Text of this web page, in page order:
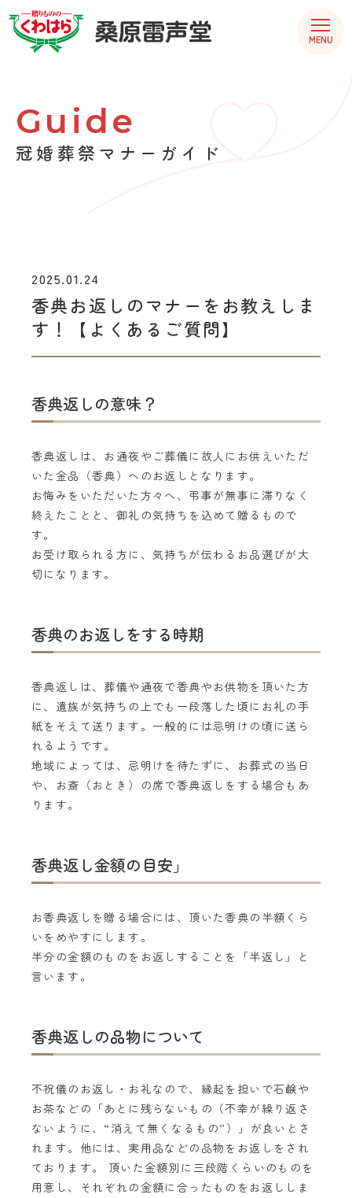
MENU
冠婚葬祭マナーガイド
Guide
2025.01.24
香典お返しのマナーをお教えしま
す！【よくあるご質問】
香典返しの意味？
香典返しは、お通夜やご葬儀に故人にお供えいただ
いた金品（香典）へのお返しとなります。
お悔みをいただいた方々へ、弔事が無事に滞りなく
終えたことと、御礼の気持ちを込めて贈るもので
す。
お受け取られる方に、気持ちが伝わるお品選びが大
切になります。
香典のお返しをする時期
香典返しは、葬儀や通夜で香典やお供物を頂いた方
に、遺族が気持ちの上でも一段落した頃にお礼の手
紙をそえて送ります。一般的には忌明けの頃に送ら
れるようです。
地域によっては、忌明けを待たずに、お葬式の当日
や、お斎（おとき）の席で香典返しをする場合もあ
ります。
香典返し金額の目安」
お香典返しを贈る場合には、頂いた香典の半額くら
いをめやすにします。
半分の金額のものをお返しすることを「半返し」と
言います。
香典返しの品物について
不祝儀のお返し・お礼なので、縁起を担いで石鹸や
お茶などの「あとに残らないもの（不幸が繰り返さ
ないように、“消えて無くなるもの”）」が良いとさ
れます。他には、実用品などの品物をお返しをされ
ております。 頂いた金額別に三段階くらいのものを
用意し、それぞれの金額に合ったものをお返ししま